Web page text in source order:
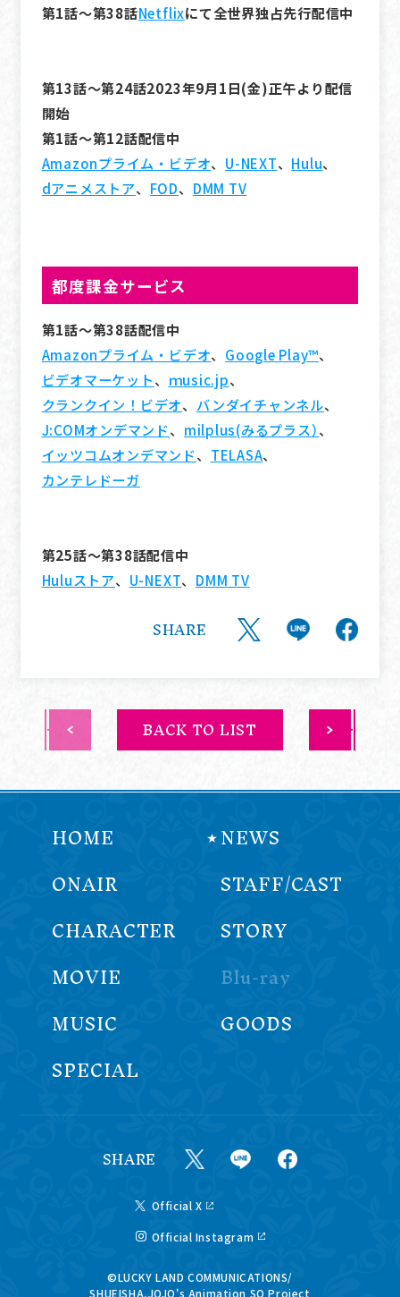
第1話～第38話Netflixにて全世界独占先行配信中
第13話～第24話2023年9月1日(金)正午より配信
開始
第1話～第12話配信中
Amazonプライム・ビデオ、 U-NEXT、 Hulu、
dアニメストア、 FOD、 DMM TV
都度課金サービス
第1話～第38話配信中
Amazonプライム・ビデオ、 Google Play™、
ビデオマーケット、 ｍusic.jp、
クランクイン！ビデオ、 バンダイチャンネル、
J:COMオンデマンド、 milplus(みるプラス）、
イッツコムオンデマンド、 TELASA、
カンテレドーガ
第25話～第38話配信中
Huluストア、 U-NEXT、 DMM TV
SHARE
BACK TO LIST
HOME
NEWS
ONAIR
STAFF/CAST
CHARACTER
STORY
MOVIE
Blu-ray
MUSIC
GOODS
SPECIAL
Official X
Official Instagram
SHARE
©LUCKY LAND COMMUNICATIONS/
SHUEISHA,JOJO's Animation SO Project